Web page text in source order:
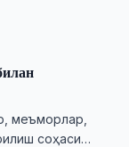
меъморлар,
соҳаси